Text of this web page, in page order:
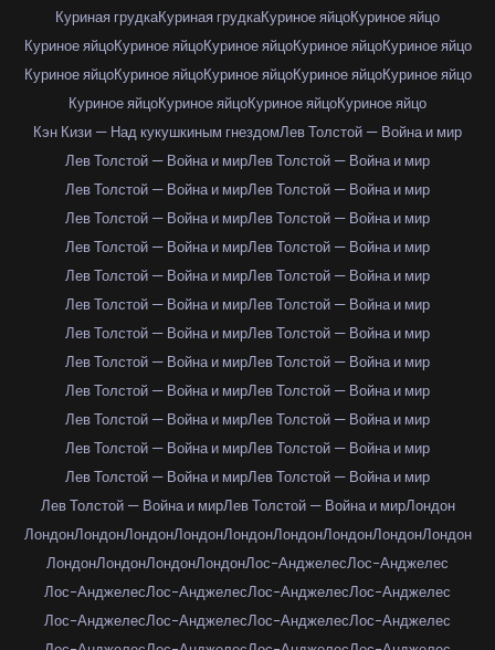
Куриная грудкаКуриная грудкаКуриное яйцоКуриное яйцо
Куриное яйцоКуриное яйцоКуриное яйцоКуриное яйцоКуриное яйцо
Куриное яйцоКуриное яйцоКуриное яйцоКуриное яйцоКуриное яйцо
Куриное яйцоКуриное яйцоКуриное яйцоКуриное яйцо
Кэн Кизи — Над кукушкиным гнездомЛев Толстой — Война и мир
Лев Толстой — Война и мирЛев Толстой — Война и мир
Лев Толстой — Война и мирЛев Толстой — Война и мир
Лев Толстой — Война и мирЛев Толстой — Война и мир
Лев Толстой — Война и мирЛев Толстой — Война и мир
Лев Толстой — Война и мирЛев Толстой — Война и мир
Лев Толстой — Война и мирЛев Толстой — Война и мир
Лев Толстой — Война и мирЛев Толстой — Война и мир
Лев Толстой — Война и мирЛев Толстой — Война и мир
Лев Толстой — Война и мирЛев Толстой — Война и мир
Лев Толстой — Война и мирЛев Толстой — Война и мир
Лев Толстой — Война и мирЛев Толстой — Война и мир
Лев Толстой — Война и мирЛев Толстой — Война и мир
Лев Толстой — Война и мирЛев Толстой — Война и мирЛондон
ЛондонЛондонЛондонЛондонЛондонЛондонЛондонЛондонЛондон
ЛондонЛондонЛондонЛондонЛос-АнджелесЛос-Анджелес
Лос-АнджелесЛос-АнджелесЛос-АнджелесЛос-Анджелес
Лос-АнджелесЛос-АнджелесЛос-АнджелесЛос-Анджелес